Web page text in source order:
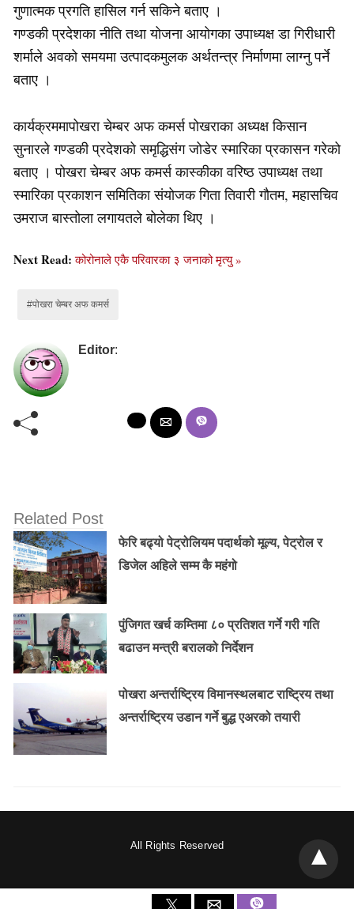
गुणात्मक प्रगति हासिल गर्न सकिने बताए ।
गण्डकी प्रदेशका नीति तथा योजना आयोगका उपाध्यक्ष डा गिरीधारी
शर्माले अवको समयमा उत्पादकमुलक अर्थतन्त्र निर्माणमा लाग्नु पर्ने
बताए ।
कार्यक्रममापोखरा चेम्बर अफ कमर्स पोखराका अध्यक्ष किसान
सुनारले गण्डकी प्रदेशको समृद्धिसंग जोडेर स्मारिका प्रकासन गरेको
बताए । पोखरा चेम्बर अफ कमर्स कास्कीका वरिष्ठ उपाध्यक्ष तथा
स्मारिका प्रकाशन समितिका संयोजक गिता तिवारी गौतम, महासचिव
उमराज बास्तोला लगायतले बोलेका थिए ।
Next Read:कोरोनाले एकै परिवारका ३ जनाको मृत्यु »
#पोखरा चेम्बर अफ कमर्स
Editor:
Related Post
फेरि बढ्यो पेट्रोलियम पदार्थको मूल्य, पेट्रोल र
डिजेल अहिले सम्म कै महंगो
पुंजिगत खर्च कम्तिमा ८० प्रतिशत गर्ने गरी गति
बढाउन मन्त्री बरालको निर्देशन
पोखरा अन्तर्राष्ट्रिय विमानस्थलबाट राष्ट्रिय तथा
अन्तर्राष्ट्रिय उडान गर्ने बुद्ध एअरको तयारी
All Rights Reserved